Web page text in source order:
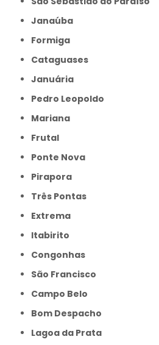
Janaúba
Formiga
Cataguases
Januária
Pedro Leopoldo
Mariana
Frutal
Ponte Nova
Pirapora
Três Pontas
Extrema
Itabirito
Congonhas
São Francisco
Campo Belo
Bom Despacho
Lagoa da Prata